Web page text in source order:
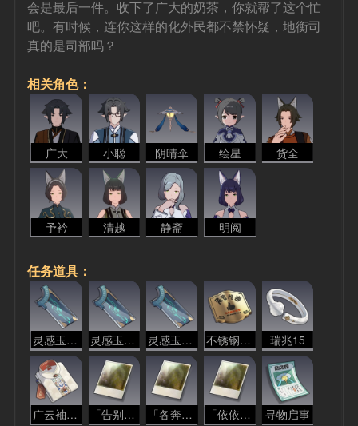
会是最后一件。收下了广大的奶茶，你就帮了这个忙
吧。有时候，连你这样的化外民都不禁怀疑，地衡司
真的是司部吗？
相关角色：
广大 小聪 阴晴伞 绘星 货全
予衿 清越 静斋 明阅
任务道具：
灵感玉兆·格律 灵感玉兆·婉约 灵感玉兆·边塞 不锈钢牌匾 瑞兆15
广云袖限定竖领短袄 「告别家人的远行者」 「各奔东西的友人」 「依依不舍的恋人」 寻物启事